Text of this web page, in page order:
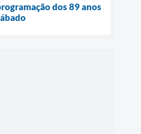
dos 89 anos